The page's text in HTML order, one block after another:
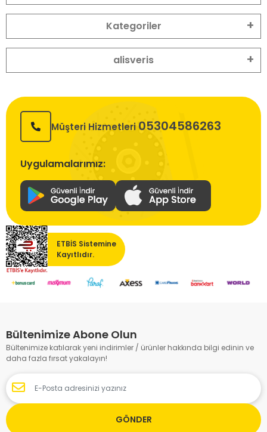
Kategoriler
alisveris
Müşteri Hizmetleri 05304586263
Uygulamalarımız:
ETBİS Sistemine
Kayıtlıdır.
Bültenimize Abone Olun
Bültenimize katılarak yeni indirimler / ürünler hakkında bilgi edinin ve
daha fazla fırsat yakalayın!
GÖNDER